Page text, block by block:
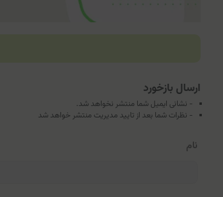
ارسال بازخورد
- نشانی ایمیل شما منتشر نخواهد شد.
- نظرات شما بعد از تایید مدیریت منتشر خواهد شد
نام